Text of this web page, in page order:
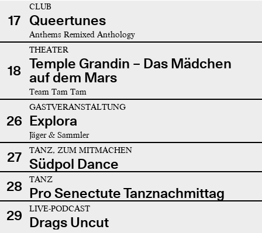
17
CLUB
Queertunes
Anthems Remixed Anthology
18
THEATER
Temple Grandin – Das Mädchen
auf dem Mars
Team Tam Tam
26
GASTVERANSTALTUNG
Explora
Jäger & Sammler
27 TANZ, ZUM MITMACHEN
Südpol Dance
28
TANZ
Pro Senectute Tanznachmittag
29
LIVE-PODCAST
Drags Uncut